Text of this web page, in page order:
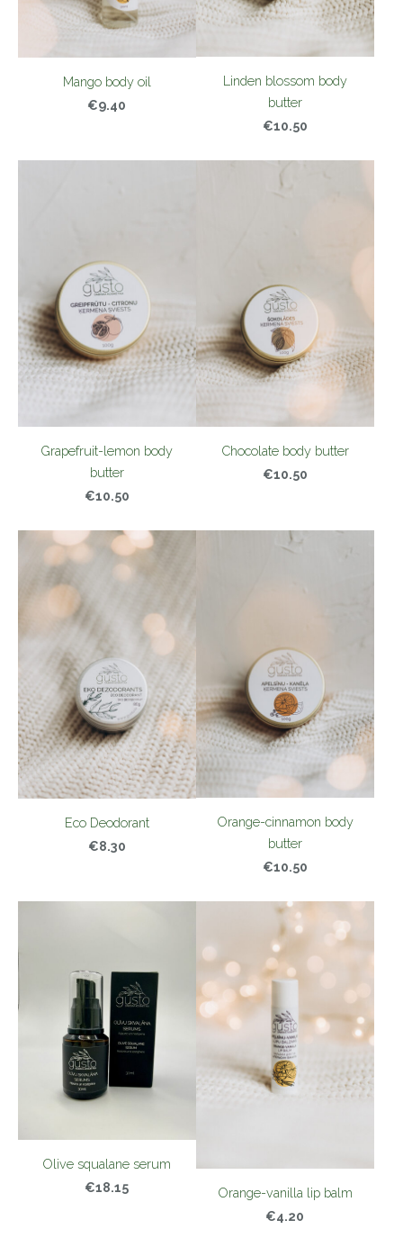
Mango body oil
€9.40
Linden blossom body
butter
€10.50
Grapefruit-lemon body
butter
€10.50
Chocolate body butter
€10.50
Eco Deodorant
€8.30
Orange-cinnamon body
butter
€10.50
Olive squalane serum
€18.15
Orange-vanilla lip balm
€4.20